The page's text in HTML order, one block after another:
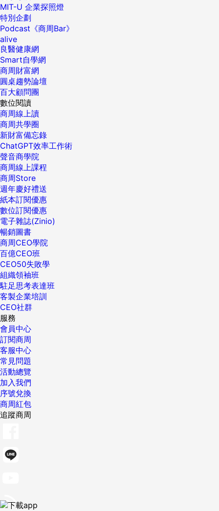
MIT-U 企業探照燈
特別企劃
Podcast《商周Bar》
alive
良醫健康網
Smart自學網
商周財富網
圓桌趨勢論壇
百大顧問團
數位閱讀
商周線上讀
商周共學圈
新財富備忘錄
ChatGPT效率工作術
聲音商學院
商周線上課程
商周Store
週年慶好禮送
紙本訂閱優惠
數位訂閱優惠
電子雜誌(Zinio)
暢銷圖書
商周CEO學院
百億CEO班
CEO50失敗學
組織領袖班
駐足思考表達班
客製企業培訓
CEO社群
服務
會員中心
訂閱商周
客服中心
常見問題
活動總覽
加入我們
序號兌換
商周紅包
追蹤商周